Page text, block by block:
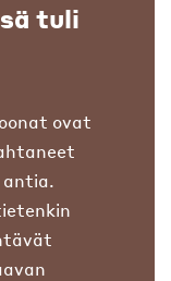
tuli
ovat
antia.